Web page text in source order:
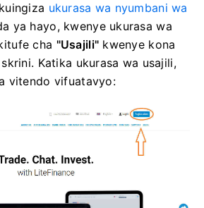
ukurasa wa nyumbani wa
ya hayo, kwenye ukurasa wa
cha "Usajili" kwenye kona
Katika ukurasa wa usajili,
vitendo vifuatavyo: